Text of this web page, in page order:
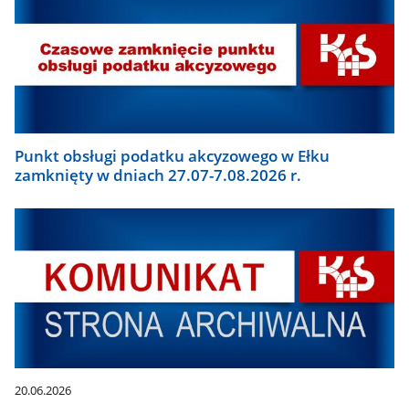
Punkt obsługi podatku akcyzowego w Ełku
zamknięty w dniach 27.07-7.08.2026 r.
20.06.2026